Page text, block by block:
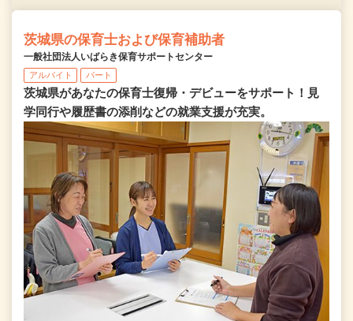
茨城県の保育士および保育補助者
一般社団法人いばらき保育サポートセンター
アルバイト パート
茨城県があなたの保育士復帰・デビューをサポート！見
学同行や履歴書の添削などの就業支援が充実。